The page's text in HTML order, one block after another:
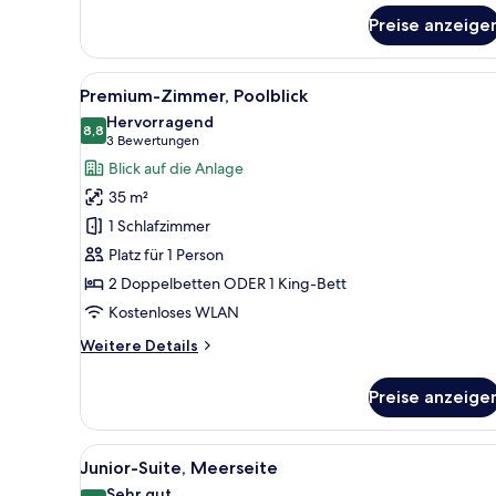
Zimmer,
Meerblick
Preise
Alle
Fotos
für
Premium-
Zimmer,
Poolblick
anzeigen
Ein Schlafzimmer mit Bett,
7
Premium-Zimmer, Poolblick
8,88,8 von 10
Hervorragend
3 Bewertungen
(3
Bewertungen)
Blick auf die Anlage
35 m²
1 Schlafzimmer
Platz für 1 Person
2 Doppelbetten ODER 1 King-Bett
Kostenloses WLAN
Weitere Details
Weitere
Zimmer,
Poolblick
Preise
Alle
Fotos
Ein Strand mit ruhiger See
8
Junior-Suite, Meerseite